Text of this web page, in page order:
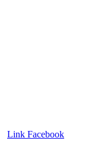
Link Facebook